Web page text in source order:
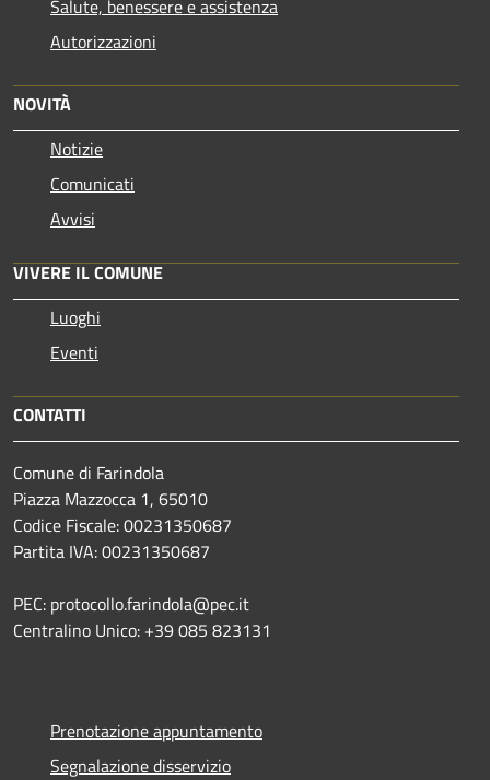
Salute, benessere e assistenza
Autorizzazioni
NOVITÀ
Notizie
Comunicati
Avvisi
VIVERE IL COMUNE
Luoghi
Eventi
CONTATTI
Comune di Farindola
Piazza Mazzocca 1, 65010
Codice Fiscale: 00231350687
Partita IVA: 00231350687
PEC: protocollo.farindola@pec.it
Centralino Unico: +39 085 823131
Prenotazione appuntamento
Segnalazione disservizio